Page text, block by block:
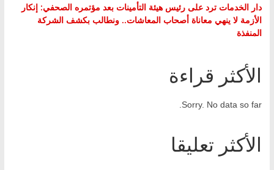
دار الخدمات ترد على رئيس هيئة التأمينات بعد مؤتمره الصحفي: إنكار
الأزمة لا ينهي معاناة أصحاب المعاشات.. ونطالب بكشف الشركة
المنفذة
الأكثر قراءة
Sorry. No data so far.
الأكثر تعليقا